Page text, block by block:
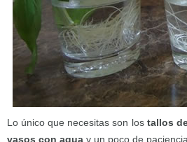
Lo único que necesitas son los tallos
vasos con agua y un poco de